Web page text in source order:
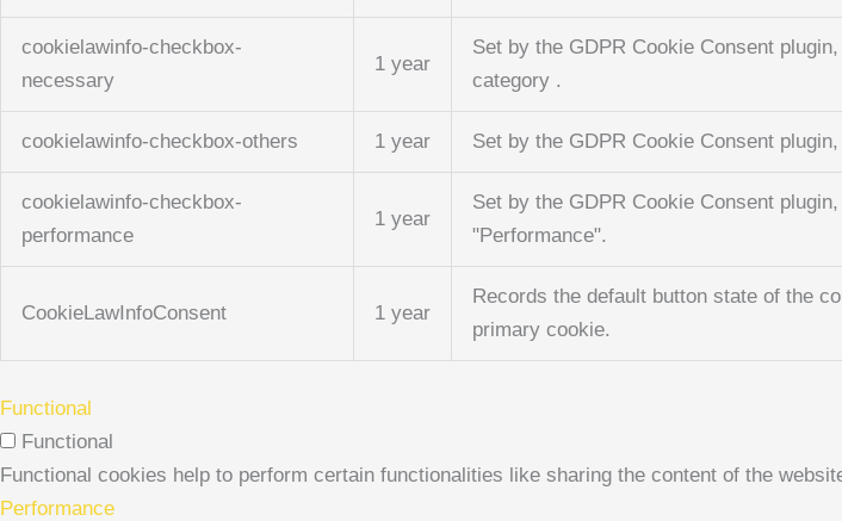
cookielawinfo-checkbox-
necessary
1 year
Set by the GDPR Cookie Consent
category .
cookielawinfo-checkbox-others 1 year Set by the GDPR Cookie Consent
cookielawinfo-checkbox-
performance
1 year
Set by the GDPR Cookie Consent
"Performance".
CookieLawInfoConsent 1 year
Records the default button state of the
primary cookie.
Functional
Functional
Functional cookies help to perform certain functionalities like sharing the content of the
Performance